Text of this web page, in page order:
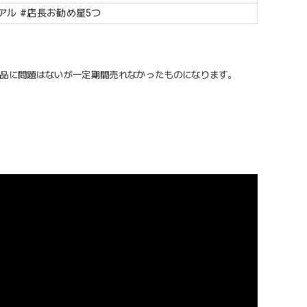
ル #店長お勧め星5つ
問題はないが一定期間売れなかったものになります。